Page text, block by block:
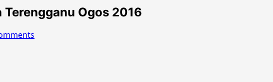
Ogos 2016